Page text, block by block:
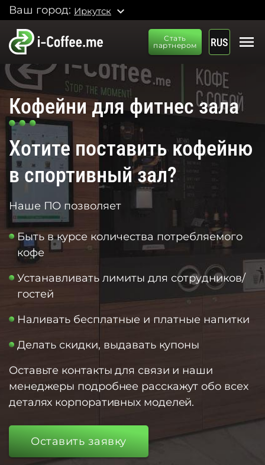
Ваш город: Иркутск expand_more
Стать
партнером
RUS menu
Кофейни для фитнес зала
Хотите поставить кофейню
в спортивный зал?
Наше ПО позволяет
Быть в курсе количества потребляемого
кофе
Устанавливать лимиты для сотрудников/
гостей
Наливать бесплатные и платные напитки
Делать скидки, выдавать купоны
Оставьте контакты для связи и наши
менеджеры подробнее расскажут обо всех
деталях корпоративных моделей.
Оставить заявку